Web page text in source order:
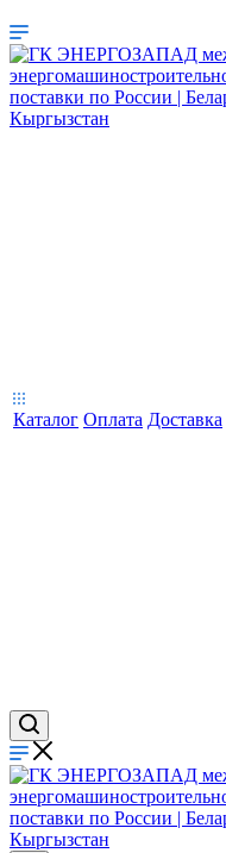
Каталог Оплата Доставка